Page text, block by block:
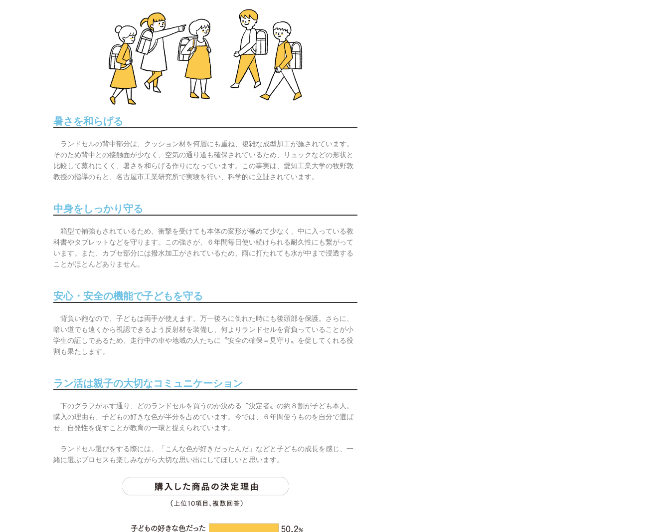
暑さを和らげる
ランドセルの背中部分は、クッション材を何層にも重ね、複雑な成型加工が施されています。
そのため背中との接触面が少なく、空気の通り道も確保されているため、リュックなどの形状と
比較して蒸れにくく、暑さを和らげる作りになっています。この事実は、愛知工業大学の牧野敦
教授の指導のもと、名古屋市工業研究所で実験を行い、科学的に立証されています。
中身をしっかり守る
箱型で補強もされているため、衝撃を受けても本体の変形が極めて少なく、中に入っている教
科書やタブレットなどを守ります。この強さが、６年間毎日使い続けられる耐久性にも繋がって
います。また、カブセ部分には撥水加工がされているため、雨に打たれても水が中まで浸透する
ことがほとんどありません。
安心・安全の機能で子どもを守る
背負い鞄なので、子どもは両手が使えます。万一後ろに倒れた時にも後頭部を保護。さらに、
暗い道でも遠くから視認できるよう反射材を装備し、何よりランドセルを背負っていることが小
学生の証しであるため、走行中の車や地域の人たちに〝安全の確保＝見守り〟を促してくれる役
割も果たします。
ラン活は親子の大切なコミュニケーション
下のグラフが示す通り、どのランドセルを買うのか決める〝決定者〟の約８割が子ども本人。
購入の理由も、子どもの好きな色が半分を占めています。今では、６年間使うものを自分で選ば
せ、自発性を促すことが教育の一環と捉えられています。
ランドセル選びをする際には、「こんな色が好きだったんだ」などと子どもの成長を感じ、一
緒に選ぶプロセスも楽しみながら大切な思い出にしてほしいと思います。